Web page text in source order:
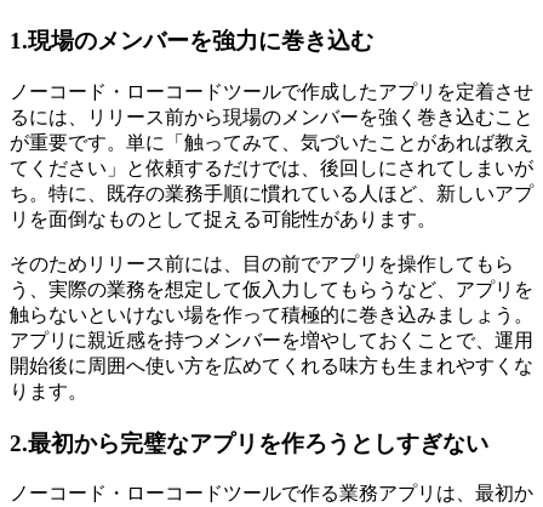
1.現場のメンバーを強力に巻き込む
ノーコード・ローコードツールで作成したアプリを定着させ
るには、リリース前から現場のメンバーを強く巻き込むこと
が重要です。単に「触ってみて、気づいたことがあれば教え
てください」と依頼するだけでは、後回しにされてしまいが
ち。特に、既存の業務手順に慣れている人ほど、新しいアプ
リを面倒なものとして捉える可能性があります。
そのためリリース前には、目の前でアプリを操作してもら
う、実際の業務を想定して仮入力してもらうなど、アプリを
触らないといけない場を作って積極的に巻き込みましょう。
アプリに親近感を持つメンバーを増やしておくことで、運用
開始後に周囲へ使い方を広めてくれる味方も生まれやすくな
ります。
2.最初から完璧なアプリを作ろうとしすぎない
ノーコード・ローコードツールで作る業務アプリは、最初か